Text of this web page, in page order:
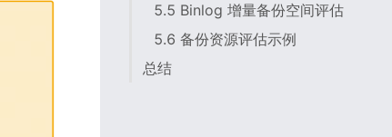
5.5 Binlog 增量备份空间评估
5.6 备份资源评估示例
总结